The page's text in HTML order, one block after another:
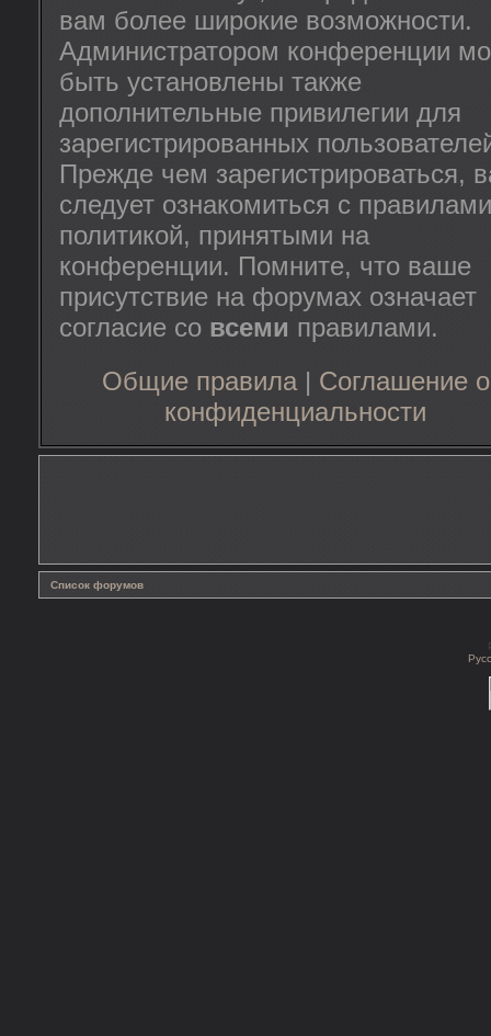
вам более широкие возможности.
Администратором конференции
быть установлены также
дополнительные привилегии для
зарегистрированных
Прежде чем зарегистрироваться,
следует ознакомиться с
политикой, принятыми на
конференции. Помните, что ваше
присутствие на форумах означает
согласие со всеми правилами.
Общие правила| Соглашение о
конфиденциальности
Список форумов